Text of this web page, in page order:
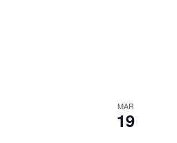
MAR
19